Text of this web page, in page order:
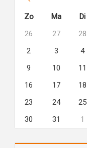
Zo
Ma Di
26
27 28
2
3 4
9
10 11
16
17 18
23
24 25
30
31 1